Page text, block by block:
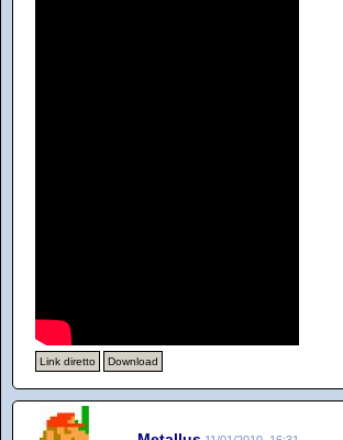
Link diretto Download